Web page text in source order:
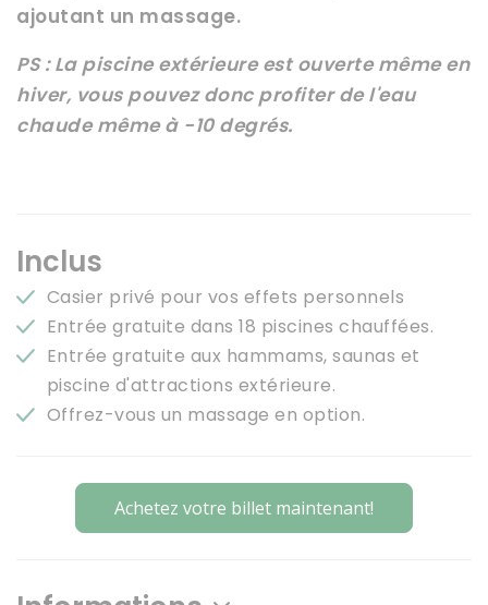
ajoutant un massage.
PS : La piscine extérieure est ouverte même en
hiver, vous pouvez donc profiter de l'eau
chaude même à -10 degrés.
Inclus
Casier privé pour vos effets personnels
Entrée gratuite dans 18 piscines chauffées.
Entrée gratuite aux hammams, saunas et
piscine d'attractions extérieure.
Offrez-vous un massage en option.
Achetez votre billet maintenant!